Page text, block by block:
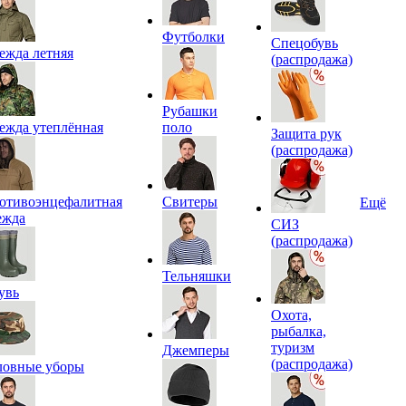
летняя
утеплённая
уборы
Футболки
Рубашки
поло
Свитеры
Тельняшки
Джемперы
Спецобувь
(распродажа)
Защита рук
(распродажа)
СИЗ
(распродажа)
Охота,
рыбалка,
туризм
(распродажа)
Ещё